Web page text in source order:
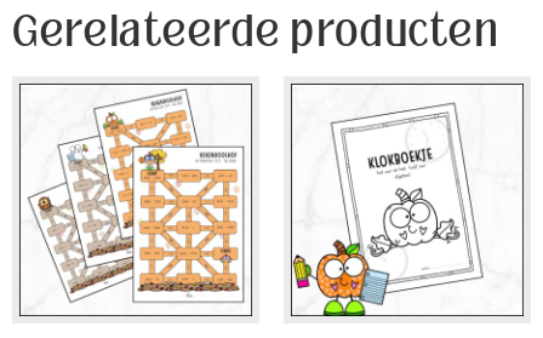
Gerelateerde producten